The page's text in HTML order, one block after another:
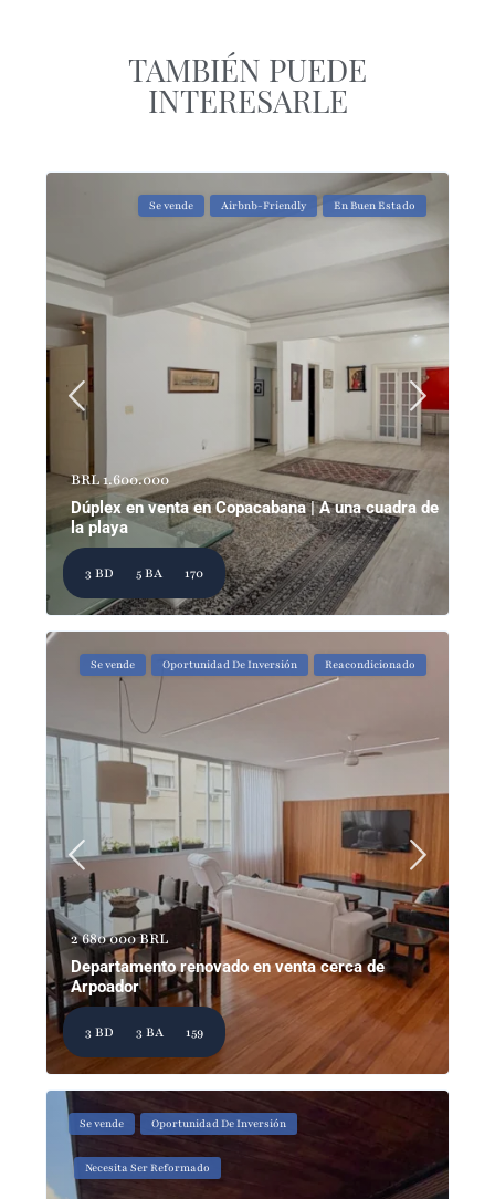
TAMBIÉN PUEDE
INTERESARLE
Se vende Airbnb-Friendly En Buen Estado
BRL 1.600.000
Dúplex en venta en Copacabana | A una cuadra de
la playa
3 BD 5 BA 170
Se vende Oportunidad De Inversión Reacondicionado
2 680 000 BRL
Departamento renovado en venta cerca de
Arpoador
3 BD 3 BA 159
Se vende Oportunidad De Inversión
Necesita Ser Reformado